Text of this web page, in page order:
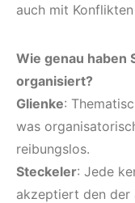
auch mit
Wie genau haben
organisiert?
Glienke:
was
reibungslos.
Steckeler: Jede
akzeptiert den der